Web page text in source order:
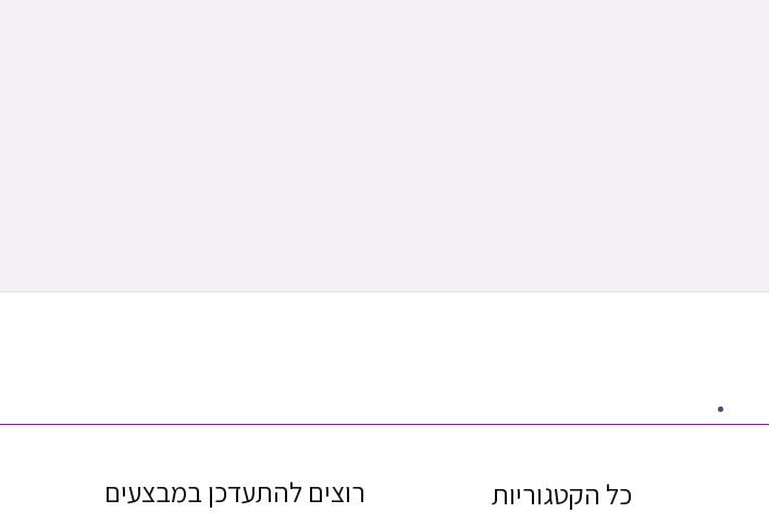
כל הקטגוריות
רוצים להתעדכן במבצעים